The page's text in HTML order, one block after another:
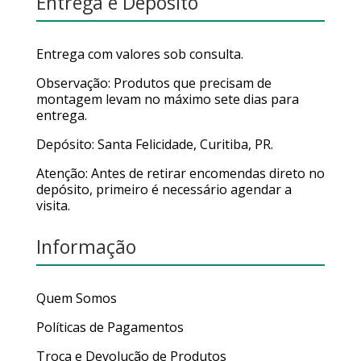
Entrega com valores sob consulta.
Observação: Produtos que precisam de
montagem levam no máximo sete dias para
entrega.
Depósito: Santa Felicidade, Curitiba, PR.
Atenção: Antes de retirar encomendas direto no
depósito, primeiro é necessário agendar a
visita.
Informação
Quem Somos
Políticas de Pagamentos
Troca e Devolução de Produtos